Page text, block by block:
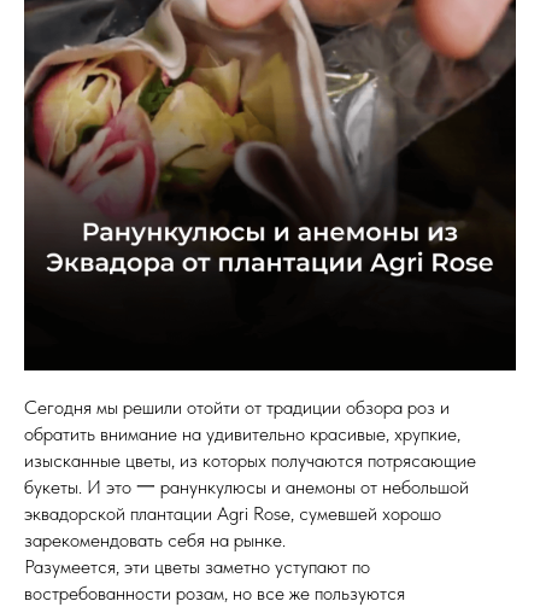
Сегодня мы решили отойти от традиции обзора роз и
обратить внимание на удивительно красивые, хрупкие,
изысканные цветы, из которых получаются потрясающие
букеты. И это 一 ранункулюсы и анемоны от небольшой
эквадорской плантации Agri Rose, сумевшей хорошо
зарекомендовать себя на рынке.
Разумеется, эти цветы заметно уступают по
востребованности розам, но все же пользуются